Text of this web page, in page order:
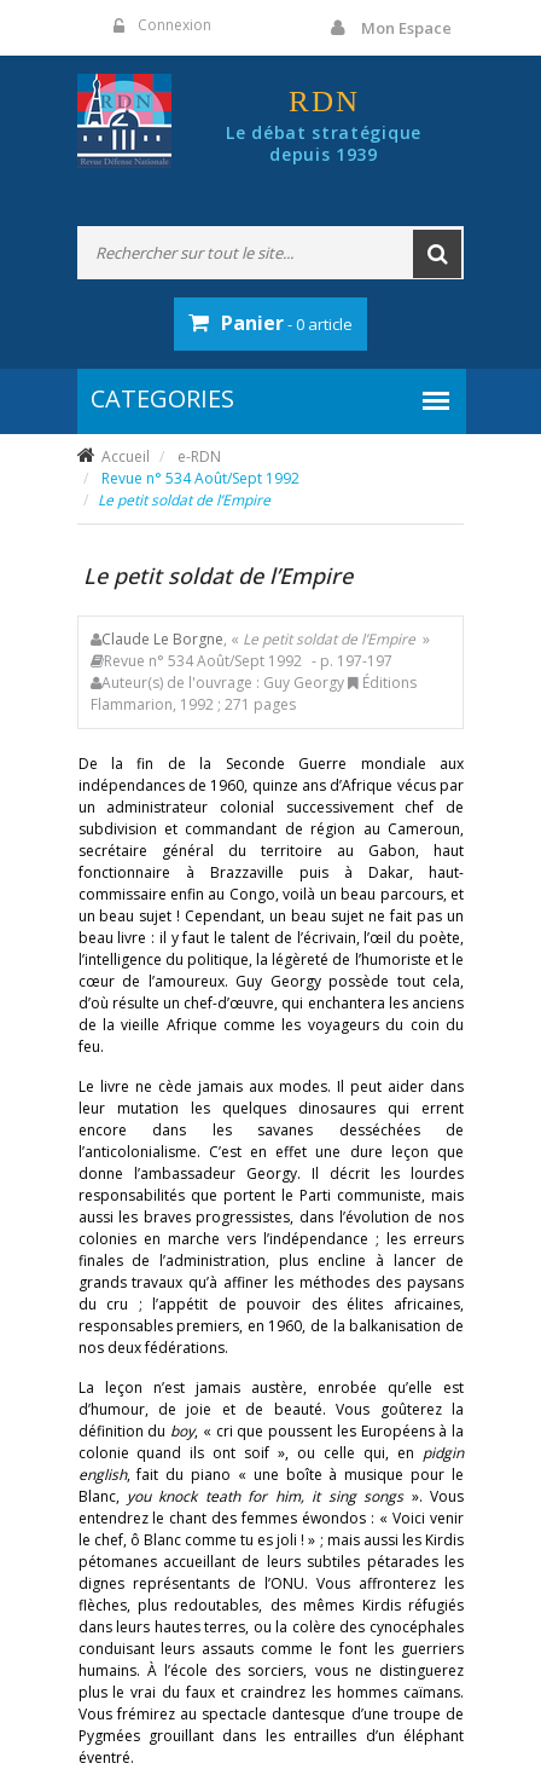
Connexion Mon Espace
RDN
Le débat stratégique
depuis 1939
Panier- 0 article
Accueil
e-RDN
Revue n° 534 Août/Sept 1992
Le petit soldat de l’Empire
Le petit soldat de l’Empire
Claude Le Borgne, « Le petit soldat de l’Empire »
Revue n° 534 Août/Sept 1992 - p. 197-197
Auteur(s) de l'ouvrage : Guy Georgy
Éditions
Flammarion, 1992 ; 271 pages
De la fin de la Seconde Guerre mondiale aux
indépendances de 1960, quinze ans d’Afrique vécus par
un administrateur colonial successivement chef de
subdivision et commandant de région au Cameroun,
secrétaire général du territoire au Gabon, haut
fonctionnaire à Brazzaville puis à Dakar, haut-
commissaire enfin au Congo, voilà un beau parcours, et
un beau sujet ! Cependant, un beau sujet ne fait pas un
beau livre : il y faut le talent de l’écrivain, l’œil du poète,
l’intelligence du politique, la légèreté de l’humoriste et le
cœur de l’amoureux. Guy Georgy possède tout cela,
d’où résulte un chef-d’œuvre, qui enchantera les anciens
de la vieille Afrique comme les voyageurs du coin du
feu.
Le livre ne cède jamais aux modes. Il peut aider dans
leur mutation les quelques dinosaures qui errent
encore dans les savanes desséchées de
l’anticolonialisme. C’est en effet une dure leçon que
donne l’ambassadeur Georgy. Il décrit les lourdes
responsabilités que portent le Parti communiste, mais
aussi les braves progressistes, dans l’évolution de nos
colonies en marche vers l’indépendance ; les erreurs
finales de l’administration, plus encline à lancer de
grands travaux qu’à affiner les méthodes des paysans
du cru ; l’appétit de pouvoir des élites africaines,
responsables premiers, en 1960, de la balkanisation de
nos deux fédérations.
La leçon n’est jamais austère, enrobée qu’elle est
d’humour, de joie et de beauté. Vous goûterez la
définition du boy, « cri que poussent les Européens à la
colonie quand ils ont soif », ou celle qui, en pidgin
english, fait du piano « une boîte à musique pour le
Blanc, you knock teath for him, it sing songs ». Vous
entendrez le chant des femmes éwondos : « Voici venir
le chef, ô Blanc comme tu es joli ! » ; mais aussi les Kirdis
pétomanes accueillant de leurs subtiles pétarades les
dignes représentants de l’ONU. Vous affronterez les
flèches, plus redoutables, des mêmes Kirdis réfugiés
dans leurs hautes terres, ou la colère des cynocéphales
conduisant leurs assauts comme le font les guerriers
humains. À l’école des sorciers, vous ne distinguerez
plus le vrai du faux et craindrez les hommes caïmans.
Vous frémirez au spectacle dantesque d’une troupe de
Pygmées grouillant dans les entrailles d’un éléphant
éventré.